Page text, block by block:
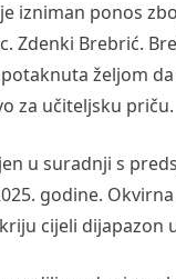
izniman ponos
Zdenki Brebrić.
željom
za učiteljsku priču.
u suradnji s
godine.
cijeli dijapazon